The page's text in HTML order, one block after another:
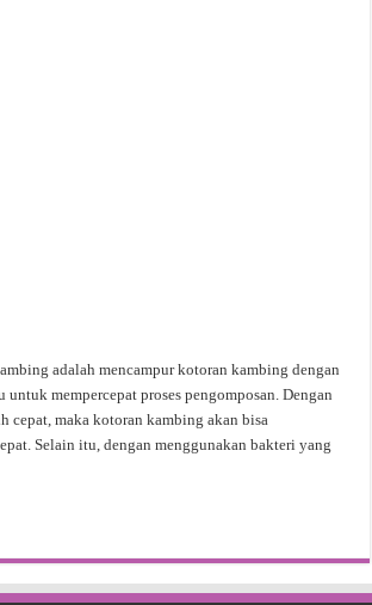
adalah mencampur kotoran kambing dengan
untuk mempercepat proses pengomposan. Dengan
cepat, maka kotoran kambing akan bisa
Selain itu, dengan menggunakan bakteri yang